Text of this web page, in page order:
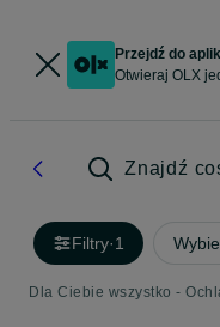
Przejdź do
Otwieraj OLX
Znajdź
Filtry·1
Dla Ciebie wszystko -